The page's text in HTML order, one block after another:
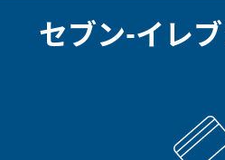
セブン-イレ